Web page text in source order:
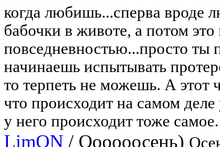
когда любишь...сперва вроде
бабочки в животе, а потом это
повседневностью...просто ты
начинаешь испытывать
то терпеть не можешь. А этот
что происходит на самом
у него происходит тоже
LimON / Оооооосень)